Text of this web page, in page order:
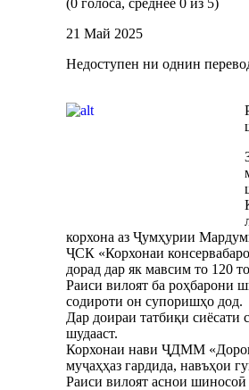
21 Май 2025
Недоступен ни однин
корхона аз Ҷумҳурии
ҶСК «Корхонаи
дорад дар як мавсим то 120
Раиси вилоят ба роҳбарони
содироти он супоришҳо дод.
Дар доираи татбиқи сиёсати
шудааст.
Корхонаи нави ҶДММ
муҷаҳҳаз гардида, навъҳои
Раиси вилоят аснои